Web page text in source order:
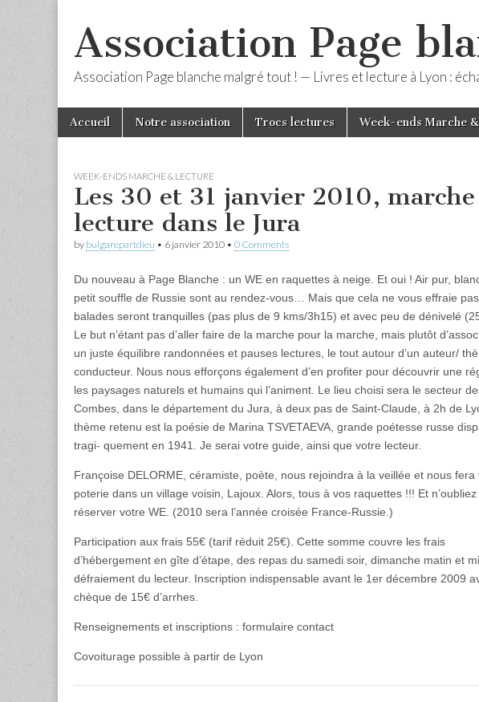
Association Page
Association Page blanche malgré tout ! — Livres et lecture à Lyon :
Main
menu
Skip
Accueil Notre association Trocs lectures Week-ends Marche
WEEK-ENDS MARCHE & LECTURE
Les 30 et 31 janvier 2010, marche
lecture dans le Jura
by bulgarepartdieu • 6 janvier 2010 • 0 Comments
Du nouveau à Page Blanche : un WE en raquettes à neige. Et oui ! Air pur,
petit souffle de Russie sont au rendez-vous… Mais que cela ne vous effraie
balades seront tranquilles (pas plus de 9 kms/3h15) et avec peu de dénivelé
Le but n’étant pas d’aller faire de la marche pour la marche, mais plutôt
un juste équilibre randonnées et pauses lectures, le tout autour d’un auteur/
conducteur. Nous nous efforçons également d’en profiter pour découvrir une
les paysages naturels et humains qui l’animent. Le lieu choisi sera le secteur
Combes, dans le département du Jura, à deux pas de Saint-Claude, à 2h de
thème retenu est la poésie de Marina TSVETAEVA, grande poétesse russe
tragi- quement en 1941. Je serai votre guide, ainsi que votre lecteur.
Françoise DELORME, céramiste, poète, nous rejoindra à la veillée et nous fera
poterie dans un village voisin, Lajoux. Alors, tous à vos raquettes !!! Et
réserver votre WE. (2010 sera l’année croisée France-Russie.)
Participation aux frais 55€ (tarif réduit 25€). Cette somme couvre les frais
d’hébergement en gîte d’étape, des repas du samedi soir, dimanche matin et
défraiement du lecteur. Inscription indispensable avant le 1er décembre 2009
chèque de 15€ d’arrhes.
Renseignements et inscriptions : formulaire contact
Covoiturage possible à partir de Lyon